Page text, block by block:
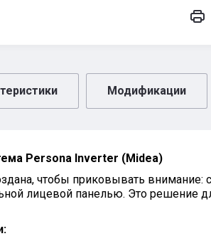
Модификации
Persona Inverter (Midea)
чтобы приковывать
лицевой панелью. Это решение